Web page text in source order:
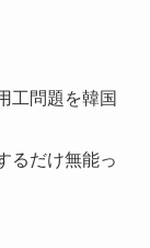
工問題を韓国
るだけ無能っ